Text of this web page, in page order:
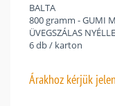
BALTA
800 gramm - GUMI
ÜVEGSZÁLAS
6 db / karton
Árakhoz kérjük